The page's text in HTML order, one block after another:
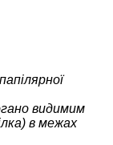
видимим
в межах